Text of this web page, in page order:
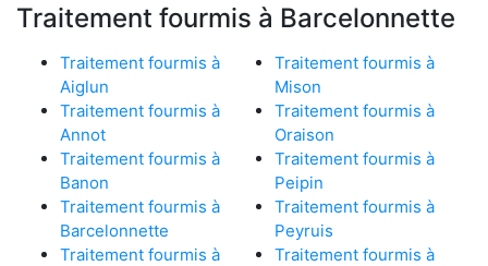
Traitement fourmis à Barcelonnette
Traitement fourmis à
Aiglun
Traitement fourmis à
Annot
Traitement fourmis à
Banon
Traitement fourmis à
Barcelonnette
Traitement fourmis à
Traitement fourmis à
Mison
Traitement fourmis à
Oraison
Traitement fourmis à
Peipin
Traitement fourmis à
Peyruis
Traitement fourmis à